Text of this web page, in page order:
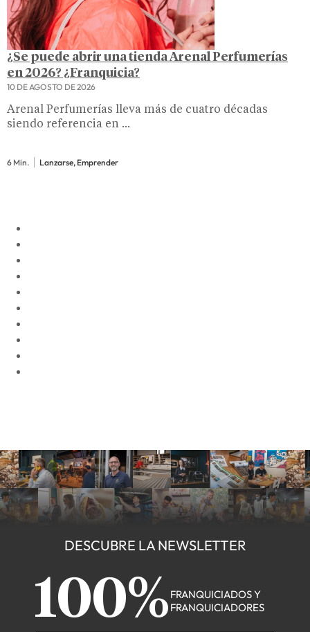
¿Se puede abrir una tienda Arenal Perfumerías
en 2026? ¿Franquicia?
10 DE AGOSTO DE 2026
Arenal Perfumerías lleva más de cuatro décadas
siendo referencia en ...
6 Min. Lanzarse, Emprender
DESCUBRE LA NEWSLETTER
100% FRANQUICIADOS Y
FRANQUICIADORES